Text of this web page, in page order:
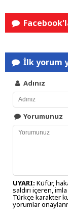
İlk yorum
Adınız
Yorumunuz
UYARI: Küfür,
saldırı içeren,
Türkçe karakter
yorumlar